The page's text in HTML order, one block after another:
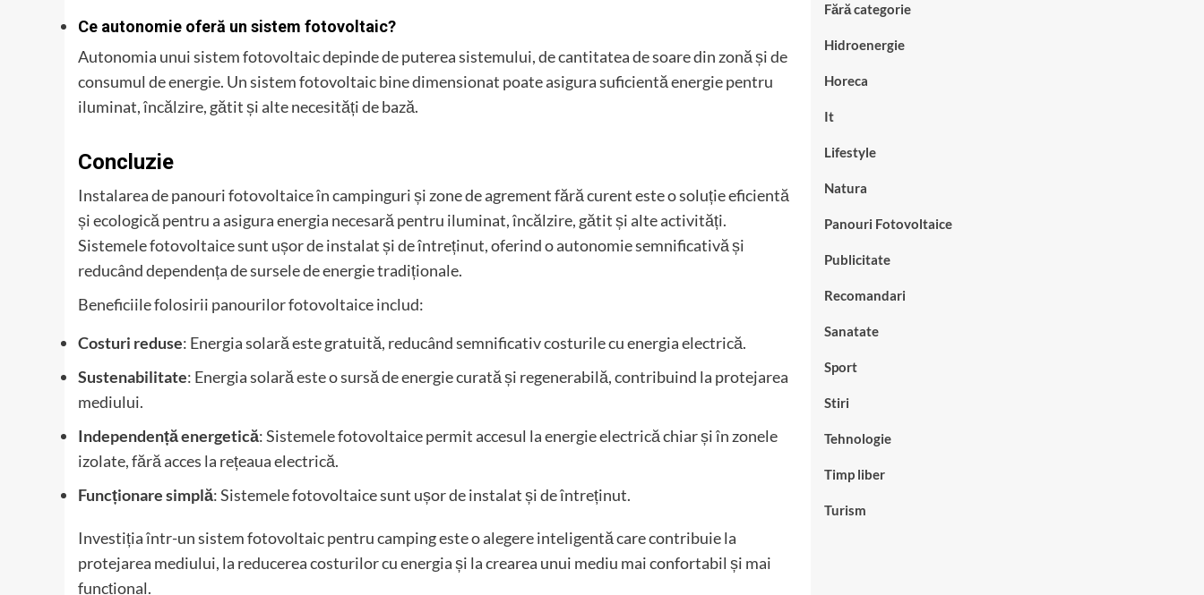
Ce autonomie oferă un sistem fotovoltaic?
Autonomia unui sistem fotovoltaic depinde de puterea sistemului, de cantitatea de soare din zonă și de
consumul de energie. Un sistem fotovoltaic bine dimensionat poate asigura suficientă energie pentru
iluminat, încălzire, gătit și alte necesități de bază.
Concluzie
Instalarea de panouri fotovoltaice în campinguri și zone de agrement fără curent este o soluție eficientă
și ecologică pentru a asigura energia necesară pentru iluminat, încălzire, gătit și alte activități.
Sistemele fotovoltaice sunt ușor de instalat și de întreținut, oferind o autonomie semnificativă și
reducând dependența de sursele de energie tradiționale.
Beneficiile folosirii panourilor fotovoltaice includ:
Costuri reduse: Energia solară este gratuită, reducând semnificativ costurile cu energia electrică.
Sustenabilitate: Energia solară este o sursă de energie curată și regenerabilă, contribuind la protejarea
mediului.
Independență energetică: Sistemele fotovoltaice permit accesul la energie electrică chiar și în zonele
izolate, fără acces la rețeaua electrică.
Funcționare simplă: Sistemele fotovoltaice sunt ușor de instalat și de întreținut.
Investiția într-un sistem fotovoltaic pentru camping este o alegere inteligentă care contribuie la
protejarea mediului, la reducerea costurilor cu energia și la crearea unui mediu mai confortabil și mai
funcțional.
Fără categorie
Hidroenergie
Horeca
It
Lifestyle
Natura
Panouri Fotovoltaice
Publicitate
Recomandari
Sanatate
Sport
Stiri
Tehnologie
Timp liber
Turism